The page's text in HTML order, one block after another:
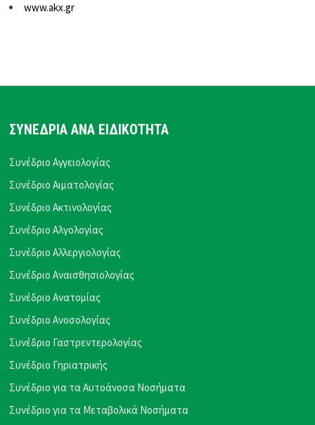
www.akx.gr
ΣΥΝΕΔΡΙΑ ΑΝΑ ΕΙΔΙΚΟΤΗΤΑ
Συνέδριο Αγγειολογίας
Συνέδριο Αιματολογίας
Συνέδριο Ακτινολογίας
Συνέδριο Αλγολογίας
Συνέδριο Αλλεργιολογίας
Συνέδριο Αναισθησιολογίας
Συνέδριο Ανατομίας
Συνέδριο Ανοσολογίας
Συνέδριο Γαστρεντερολογίας
Συνέδριο Γηριατρικής
Συνέδριο για τα Αυτοάνοσα Νοσήματα
Συνέδριο για τα Μεταβολικά Νοσήματα